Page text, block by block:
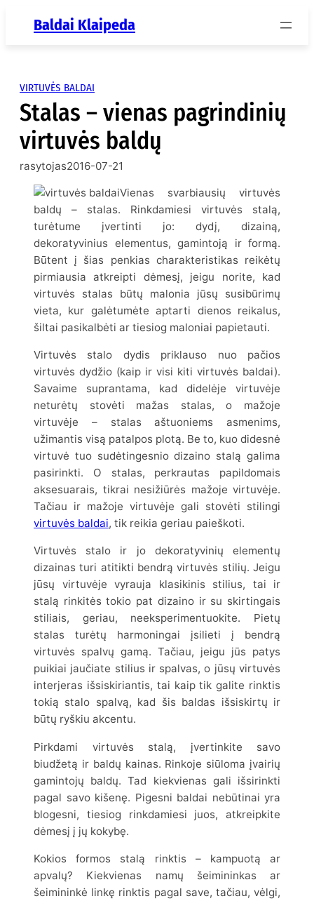
Baldai Klaipeda
VIRTUVĖS BALDAI
Stalas – vienas pagrindinių
virtuvės baldų
rasytojas2016-07-21
Vienas svarbiausių virtuvės
baldų – stalas. Rinkdamiesi virtuvės stalą,
turėtume įvertinti jo: dydį, dizainą,
dekoratyvinius elementus, gamintoją ir formą.
Būtent į šias penkias charakteristikas reikėtų
pirmiausia atkreipti dėmesį, jeigu norite, kad
virtuvės stalas būtų malonia jūsų susibūrimų
vieta, kur galėtumėte aptarti dienos reikalus,
šiltai pasikalbėti ar tiesiog maloniai papietauti.
Virtuvės stalo dydis priklauso nuo pačios
virtuvės dydžio (kaip ir visi kiti virtuvės baldai).
Savaime suprantama, kad didelėje virtuvėje
neturėtų stovėti mažas stalas, o mažoje
virtuvėje – stalas aštuoniems asmenims,
užimantis visą patalpos plotą. Be to, kuo didesnė
virtuvė tuo sudėtingesnio dizaino stalą galima
pasirinkti. O stalas, perkrautas papildomais
aksesuarais, tikrai nesižiūrės mažoje virtuvėje.
Tačiau ir mažoje virtuvėje gali stovėti stilingi
virtuvės baldai, tik reikia geriau paieškoti.
Virtuvės stalo ir jo dekoratyvinių elementų
dizainas turi atitikti bendrą virtuvės stilių. Jeigu
jūsų virtuvėje vyrauja klasikinis stilius, tai ir
stalą rinkitės tokio pat dizaino ir su skirtingais
stiliais, geriau, neeksperimentuokite. Pietų
stalas turėtų harmoningai įsilieti į bendrą
virtuvės spalvų gamą. Tačiau, jeigu jūs patys
puikiai jaučiate stilius ir spalvas, o jūsų virtuvės
interjeras išsiskiriantis, tai kaip tik galite rinktis
tokią stalo spalvą, kad šis baldas išsiskirtų ir
būtų ryškiu akcentu.
Pirkdami virtuvės stalą, įvertinkite savo
biudžetą ir baldų kainas. Rinkoje siūloma įvairių
gamintojų baldų. Tad kiekvienas gali išsirinkti
pagal savo kišenę. Pigesni baldai nebūtinai yra
blogesni, tiesiog rinkdamiesi juos, atkreipkite
dėmesį į jų kokybę.
Kokios formos stalą rinktis – kampuotą ar
apvalų? Kiekvienas namų šeimininkas ar
šeimininkė linkę rinktis pagal save, tačiau, vėlgi,